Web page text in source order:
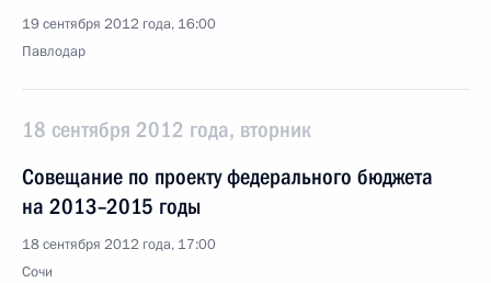
19 сентября 2012 года, 16:00
Павлодар
18 сентября 2012 года, вторник
Совещание по проекту федерального бюджета
на 2013–2015 годы
18 сентября 2012 года, 17:00
Сочи